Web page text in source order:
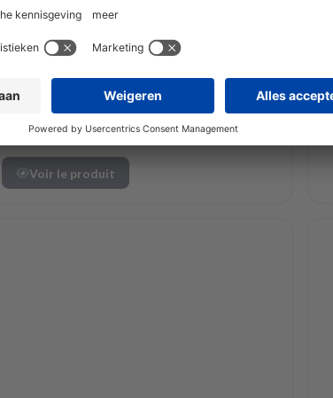
00489359
Reconditionné
Voir le produit